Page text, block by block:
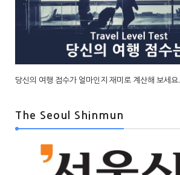
당신의 여행 점수가 얼마인지 재미로 계산해 보세요.
The Seoul Shinmun